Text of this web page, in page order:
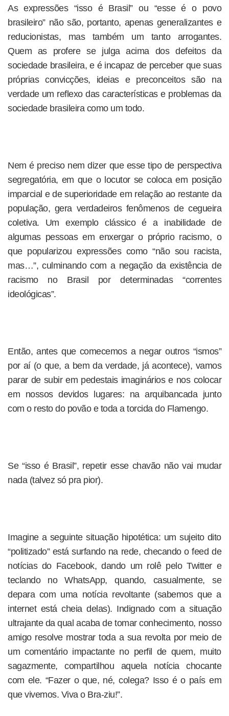
As expressões “isso é Brasil” ou “esse é o povo
brasileiro” não são, portanto, apenas generalizantes e
reducionistas, mas também um tanto arrogantes.
Quem as profere se julga acima dos defeitos da
sociedade brasileira, e é incapaz de perceber que suas
próprias convicções, ideias e preconceitos são na
verdade um reflexo das características e problemas da
sociedade brasileira como um todo.
Nem é preciso nem dizer que esse tipo de perspectiva
segregatória, em que o locutor se coloca em posição
imparcial e de superioridade em relação ao restante da
população, gera verdadeiros fenômenos de cegueira
coletiva. Um exemplo clássico é a inabilidade de
algumas pessoas em enxergar o próprio racismo, o
que popularizou expressões como “não sou racista,
mas…”, culminando com a negação da existência de
racismo no Brasil por determinadas “correntes
ideológicas”.
Então, antes que comecemos a negar outros “ismos”
por aí (o que, a bem da verdade, já acontece), vamos
parar de subir em pedestais imaginários e nos colocar
em nossos devidos lugares: na arquibancada junto
com o resto do povão e toda a torcida do Flamengo.
Se “isso é Brasil”, repetir esse chavão não vai mudar
nada (talvez só pra pior).
Imagine a seguinte situação hipotética: um sujeito dito
“politizado” está surfando na rede, checando o feed de
notícias do Facebook, dando um rolê pelo Twitter e
teclando no WhatsApp, quando, casualmente, se
depara com uma notícia revoltante (sabemos que a
internet está cheia delas). Indignado com a situação
ultrajante da qual acaba de tomar conhecimento, nosso
amigo resolve mostrar toda a sua revolta por meio de
um comentário impactante no perfil de quem, muito
sagazmente, compartilhou aquela notícia chocante
com ele. “Fazer o que, né, colega? Isso é o país em
que vivemos. Viva o Bra-ziu!”.